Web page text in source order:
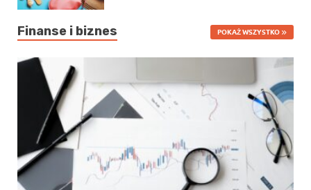
Finanse i biznes POKAŻ WSZYSTKO